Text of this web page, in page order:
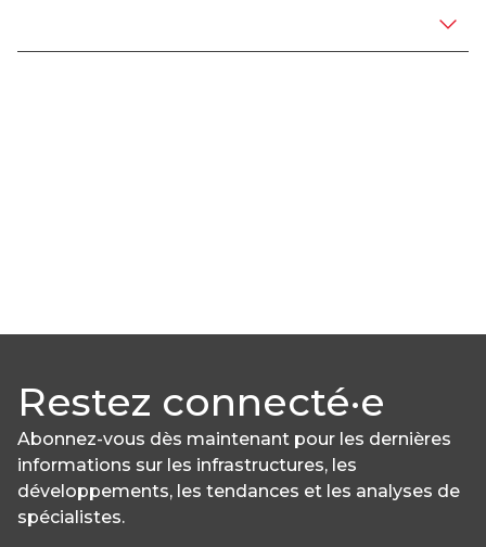
Restez connecté·e
Abonnez-vous dès maintenant pour les dernières
informations sur les infrastructures, les
développements, les tendances et les analyses de
spécialistes.